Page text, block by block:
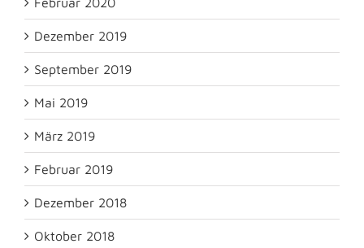
Dezember 2019
September 2019
Mai 2019
März 2019
Februar 2019
Dezember 2018
Oktober 2018